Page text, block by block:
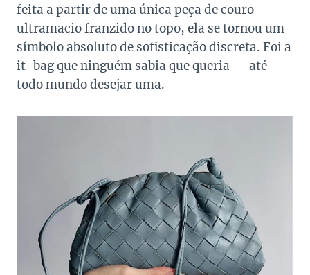
feita a partir de uma única peça de couro
ultramacio franzido no topo, ela se tornou um
símbolo absoluto de sofisticação discreta. Foi a
it-bag que ninguém sabia que queria — até
todo mundo desejar uma.